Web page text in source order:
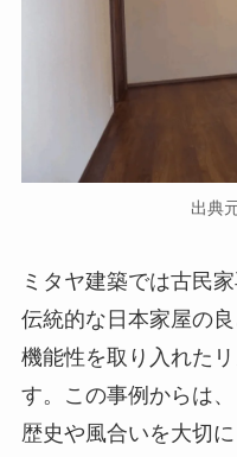
出典
ミタヤ建築では古民
伝統的な日本家屋の
機能性を取り入れた
す。この事例からは
歴史や風合いを大切